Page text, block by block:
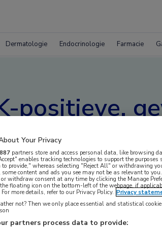
Dermatologie Endocrinologie Farmacie
positieve,
Your Privacy
887 partners store and access personal data, like browsing
enables tracking technologies to support the
to provide," whereas selecting "Reject All" or withdrawing
some content and ads you see may not be as relevant to
or withdraw consent at any time by clicking the Manage
floating icon on the bottom-left of the webpage, if
more details, refer to our Privacy Policy. Privacy
not? Then we only place essential and statistical
partners process data to provide: